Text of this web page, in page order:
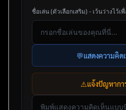
ชื่อเล่น (ตัวเลือกเสริม) - เว้นว่างไว้
💬แสดงความคิด
⚠️แจ้งปัญหากา